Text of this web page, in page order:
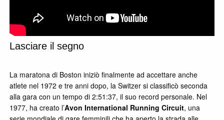
Lasciare il segno
La maratona di Boston iniziò finalmente ad accettare anche
atlete nel 1972 e tre anni dopo, la Switzer si classificò seconda
alla gara con un tempo di 2:51:37, il suo record personale. Nel
1977, ha creato l’Avon International Running Circuit, una